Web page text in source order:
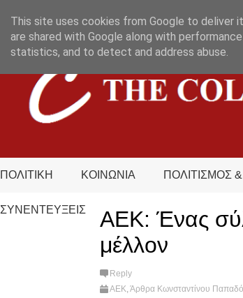
ΠΟΛΙΤΙΚΗ ΚΟΙΝΩΝΙΑ ΠΟΛΙΤΙΣΜΟΣ
ΣΥΝΕΝΤΕΥΞΕΙΣ
ΑΕΚ: Ένας
μέλλον
Reply
ΑΕΚ Άρθρα Κωνσταντίνου
This site uses cookies from Google to deliver
are shared with Google along with
statistics, and to detect and address abuse.